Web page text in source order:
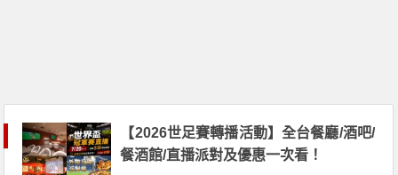
【2026世足賽轉播活動】全台餐廳/酒吧/
餐酒館/直播派對及優惠一次看！